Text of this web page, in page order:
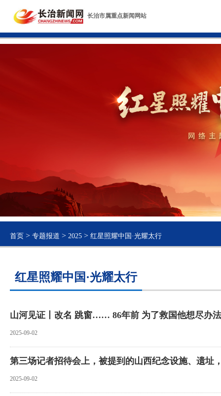
长治市属重点新闻网站
首页 > 专题报道 > 2025 > 红星照耀中国·光耀太行
红星照耀中国·光耀太行
山河见证丨改名 跳窗…… 86年前 为了救国他想尽办法
2025-09-02
第三场记者招待会上，被提到的山西纪念设施、遗址
2025-09-02